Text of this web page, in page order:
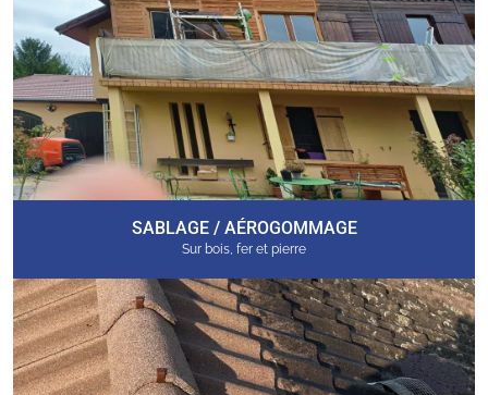
SABLAGE / AÉROGOMMAGE
Sur bois, fer et pierre